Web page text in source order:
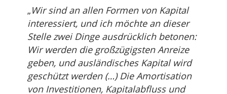
„Wir sind an allen Formen von Kapital
interessiert, und ich möchte an dieser
Stelle zwei Dinge ausdrücklich betonen:
Wir werden die großzügigsten Anreize
geben, und ausländisches Kapital wird
geschützt werden (…) Die Amortisation
von Investitionen, Kapitalabfluss und